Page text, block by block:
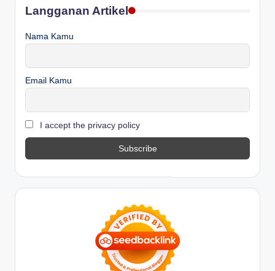
Langganan Artikel
Nama Kamu
Email Kamu
I accept the privacy policy